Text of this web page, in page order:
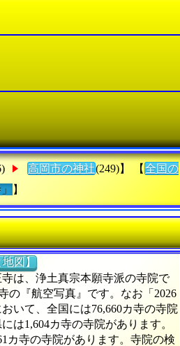
高岡市の神社(249)】 【 全国の
】
地図】
は、浄土真宗本願寺派の寺院で
の『航空写真』です。なお「2026
いて、全国には76,660カ寺の寺院
は1,604カ寺の寺院があります。
カ寺の寺院があります。寺院の検